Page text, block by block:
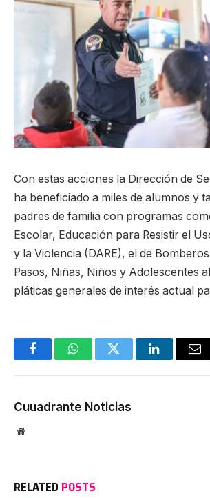
Con estas acciones la Dirección de
ha beneficiado a miles de alumnos y
padres de familia con programas
Escolar, Educación para Resistir el
y la Violencia (DARE), el de
Pasos, Niñas, Niños y Adolescentes
pláticas generales de interés actual
FacebookWhatsAppTwitter LinkedIn
Cuuadrante Noticias
Website
RELATED POSTS